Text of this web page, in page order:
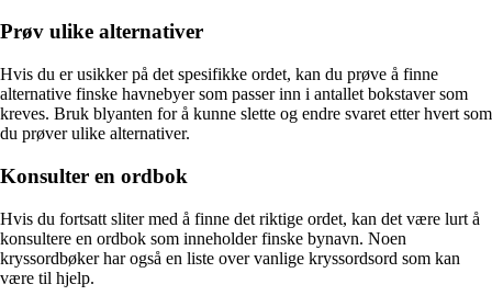
Prøv ulike alternativer
Hvis du er usikker på det spesifikke ordet, kan du prøve å finne
alternative finske havnebyer som passer inn i antallet bokstaver som
kreves. Bruk blyanten for å kunne slette og endre svaret etter hvert som
du prøver ulike alternativer.
Konsulter en ordbok
Hvis du fortsatt sliter med å finne det riktige ordet, kan det være lurt å
konsultere en ordbok som inneholder finske bynavn. Noen
kryssordbøker har også en liste over vanlige kryssordsord som kan
være til hjelp.